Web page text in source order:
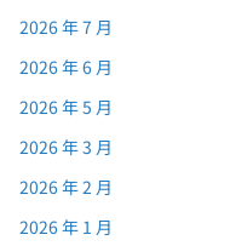
2026 年 7 月
2026 年 6 月
2026 年 5 月
2026 年 3 月
2026 年 2 月
2026 年 1 月